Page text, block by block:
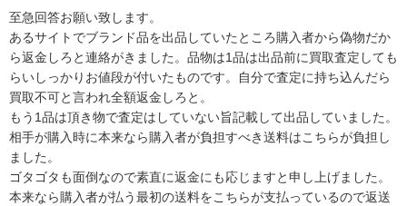
至急回答お願い致します。
あるサイトでブランド品を出品していたところ購入者から偽物だか
ら返金しろと連絡がきました。品物は1品は出品前に買取査定しても
らいしっかりお値段が付いたものです。自分で査定に持ち込んだら
買取不可と言われ全額返金しろと。
もう1品は頂き物で査定はしていない旨記載して出品していました。
相手が購入時に本来なら購入者が負担すべき送料はこちらが負担し
ました。
ゴタゴタも面倒なので素直に返金にも応じますと申し上げました。
本来なら購入者が払う最初の送料をこちらが支払っているので返送